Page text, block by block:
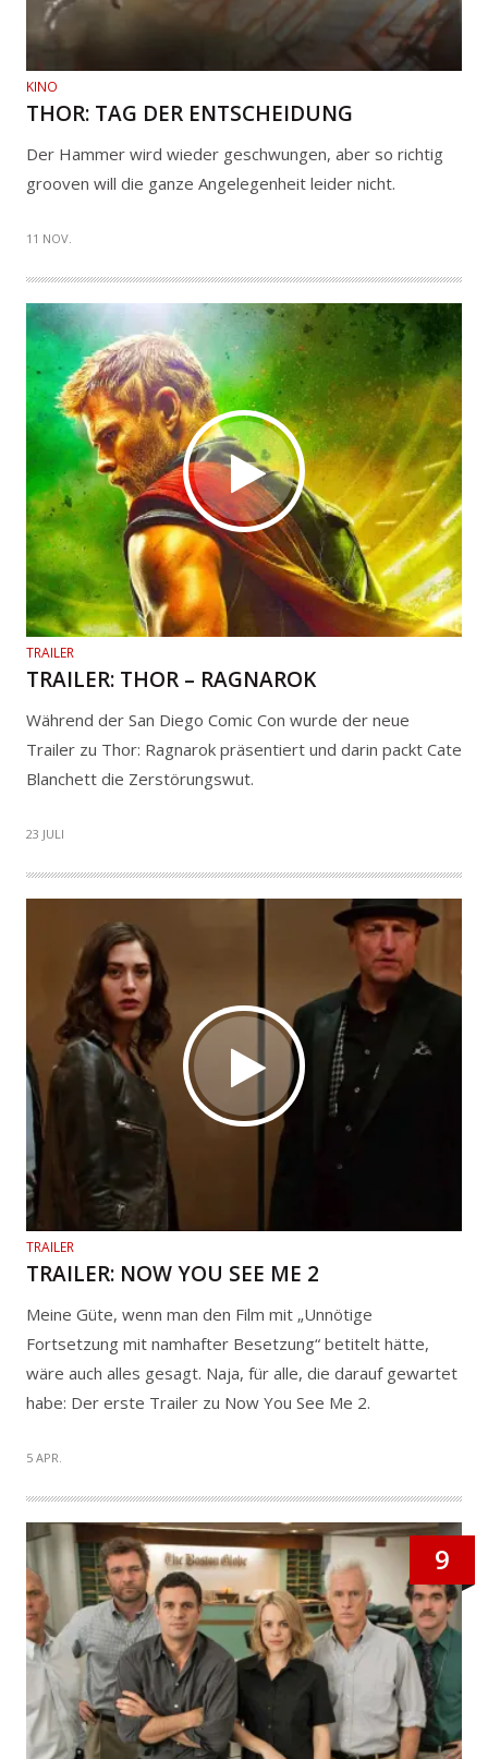
KINO
THOR: TAG DER ENTSCHEIDUNG
Der Hammer wird wieder geschwungen, aber so richtig
grooven will die ganze Angelegenheit leider nicht.
11 NOV.
TRAILER
TRAILER: THOR – RAGNAROK
Während der San Diego Comic Con wurde der neue
Trailer zu Thor: Ragnarok präsentiert und darin packt Cate
Blanchett die Zerstörungswut.
23 JULI
TRAILER
TRAILER: NOW YOU SEE ME 2
Meine Güte, wenn man den Film mit „Unnötige
Fortsetzung mit namhafter Besetzung“ betitelt hätte,
wäre auch alles gesagt. Naja, für alle, die darauf gewartet
habe: Der erste Trailer zu Now You See Me 2.
5 APR.
9